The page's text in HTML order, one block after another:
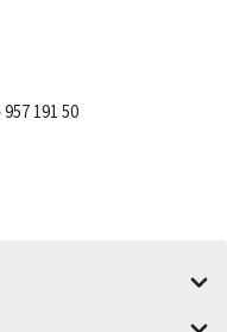
191 50